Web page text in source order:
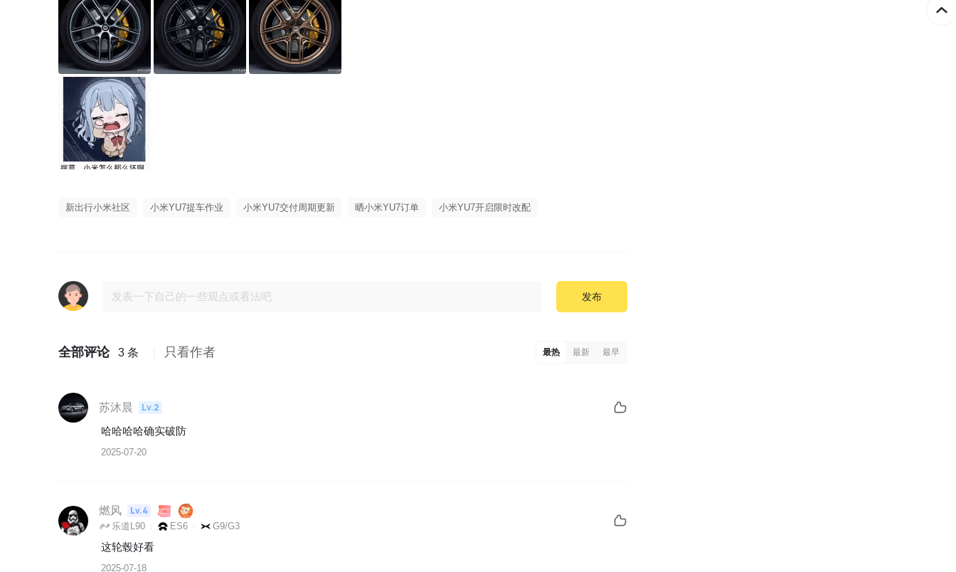
新出行小米社区 小米YU7提车作业 小米YU7交付周期更新 晒小米YU7订单 小米YU7开启限时改配
发布
全部评论 3 条 只看作者 最热 最新 最早
苏沐晨
Lv.2
哈哈哈哈确实破防
2025-07-20
燃风 Lv.4
乐道L90 ES6 G9/G3
这轮毂好看
2025-07-18